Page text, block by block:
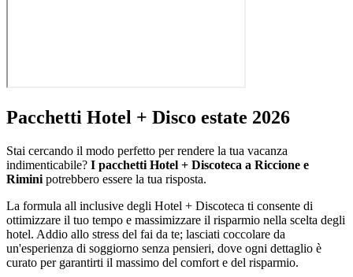
Pacchetti Hotel + Disco estate 2026
Stai cercando il modo perfetto per rendere la tua vacanza
indimenticabile? I pacchetti Hotel + Discoteca a Riccione e
Rimini potrebbero essere la tua risposta.
La formula all inclusive degli Hotel + Discoteca ti consente di
ottimizzare il tuo tempo e massimizzare il risparmio nella scelta degli
hotel. Addio allo stress del fai da te; lasciati coccolare da
un'esperienza di soggiorno senza pensieri, dove ogni dettaglio è
curato per garantirti il massimo del comfort e del risparmio.